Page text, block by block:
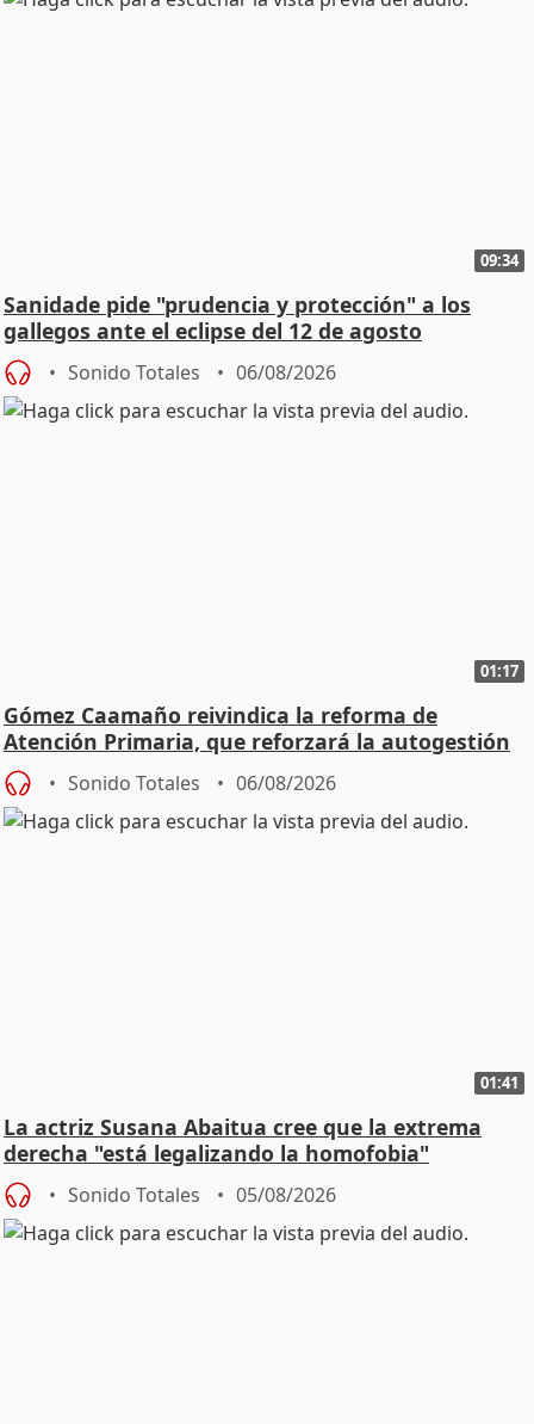
09:34
Sanidade pide "prudencia y protección" a los
gallegos ante el eclipse del 12 de agosto
Sonido Totales 06/08/2026
01:17
Gómez Caamaño reivindica la reforma de
Atención Primaria, que reforzará la autogestión
Sonido Totales 06/08/2026
01:41
La actriz Susana Abaitua cree que la extrema
derecha "está legalizando la homofobia"
Sonido Totales 05/08/2026